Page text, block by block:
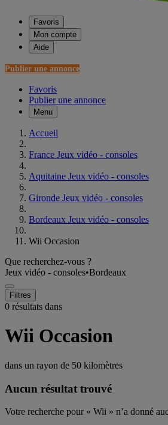
Favoris
Mon compte
Aide
Publier une annonce
Favoris
Publier une annonce
Menu
Accueil
France Jeux vidéo - consoles
Aquitaine Jeux vidéo - consoles
Gironde Jeux vidéo - consoles
Bordeaux Jeux vidéo - consoles
Wii Occasion
Que recherchez-vous ?
Jeux vidéo - consoles•Bordeaux
Filtres
0 résultats dans
Wii Occasion
dans un rayon de 50 kilomètres
Aucun résultat trouvé
Votre recherche pour « Wii » n’a donné